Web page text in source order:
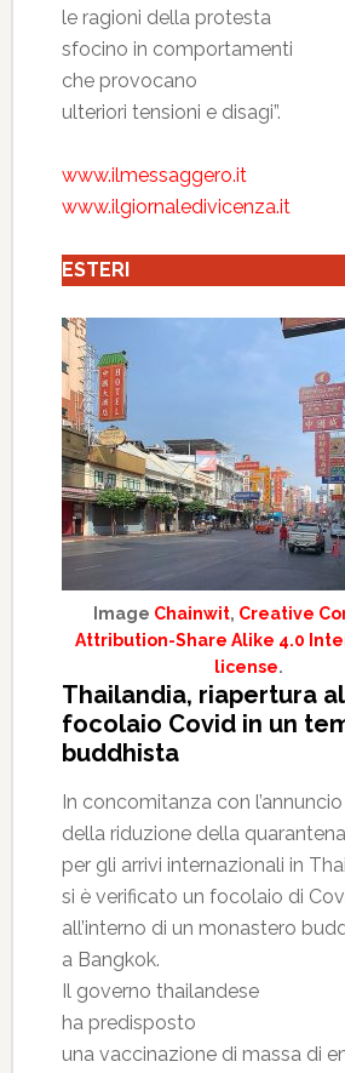
le ragioni della protesta
sfocino in comportamenti
che provocano
ulteriori tensioni e disagi”.
www.ilmessaggero.it
www.ilgiornaledivicenza.it
ESTERI
Image Chainwit, Creative
Attribution-Share Alike 4.0
license.
Thailandia, riapertura
focolaio Covid in un
buddhista
In concomitanza con l’annuncio
della riduzione della quarantena
per gli arrivi internazionali in
si è verificato un focolaio di
all’interno di un monastero
a Bangkok.
Il governo thailandese
ha predisposto
una vaccinazione di massa di